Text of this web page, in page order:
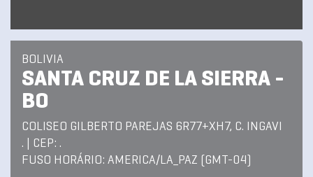
BOLIVIA
SANTA CRUZ DE LA SIERRA -
BO
COLISEO GILBERTO PAREJAS 6R77+XH7, C. INGAVI
. | CEP: .
FUSO HORÁRIO: AMERICA/LA_PAZ (GMT-04)